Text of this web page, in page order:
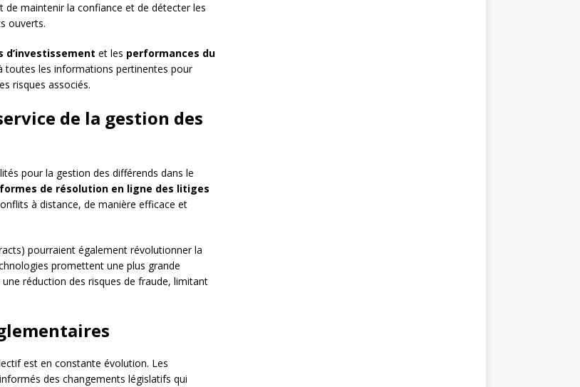
de maintenir la confiance et de détecter les
ouverts.
d’investissement et les performances du
toutes les informations pertinentes pour
risques associés.
de la gestion des
pour la gestion des différends dans le
de résolution en ligne des litiges
à distance, de manière efficace et
pourraient également révolutionner la
promettent une plus grande
réduction des risques de fraude, limitant
est en constante évolution. Les
des changements législatifs qui